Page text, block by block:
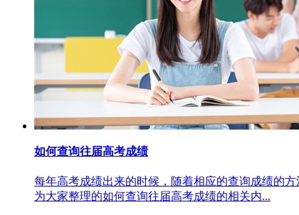
如何查询往届高考成绩
每年高考成绩出来的时候，随着相应的查询成绩的
为大家整理的如何查询往届高考成绩的相关内...